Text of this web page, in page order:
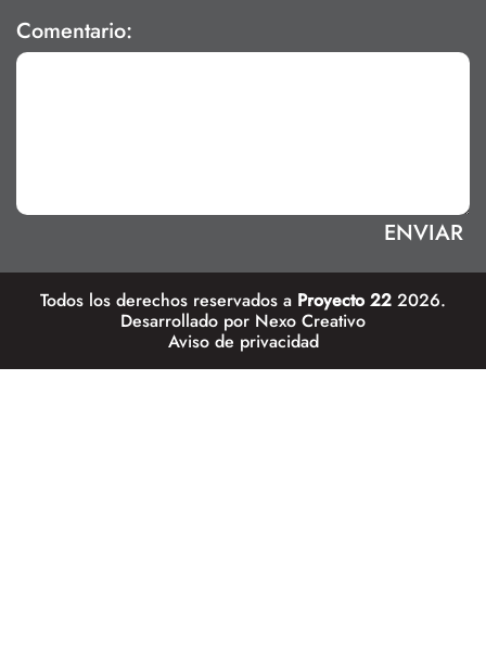
Comentario:
Todos los derechos reservados a Proyecto 22 2026.
Desarrollado por Nexo Creativo
Aviso de privacidad